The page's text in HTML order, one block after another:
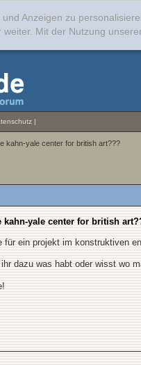
Anzeigen zu
Mit der Nutzung
|
kahn-yale center for british art???
kahn-yale center for british
für ein projekt im konstruktiven
dazu was habt oder wisst wo